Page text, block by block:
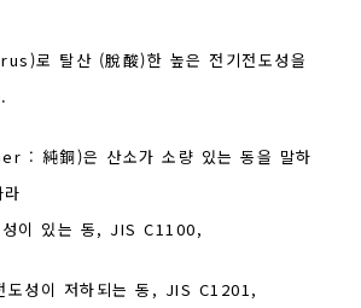
로 탈산 (脫酸)한 높은 전기전도성을
: 純銅)은 산소가 소량 있는 동을 말하
성이 있는 동, JIS C1100,
도성이 저하되는 동, JIS C1201,